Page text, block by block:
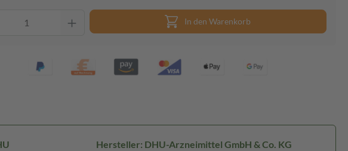
In den Warenkorb
Hersteller: DHU-Arzneimittel GmbH & Co. KG